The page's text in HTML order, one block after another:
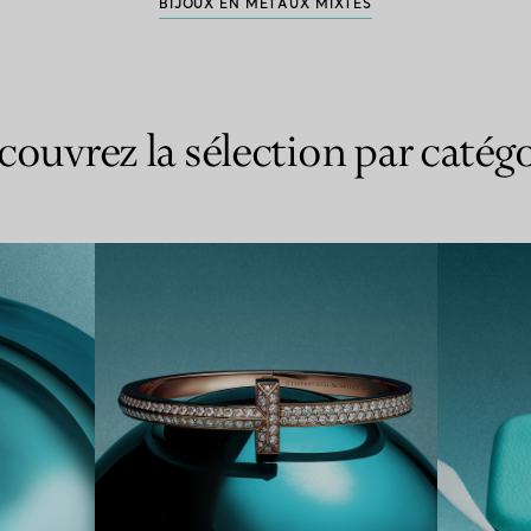
BIJOUX EN MÉTAUX MIXTES
la sélection par